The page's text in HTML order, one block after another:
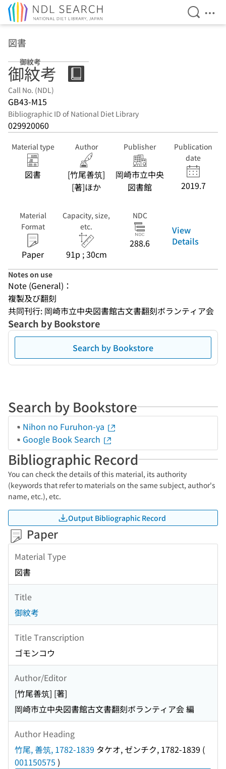
Open
図書
御紋考
御紋考
Call No. (NDL)
GB43-M15
Bibliographic ID of National Diet Library
029920060
Material type
図書
Author
[竹尾善筑]
[著]ほか
Publisher
岡崎市立中央
図書館
Publication
date
2019.7
Material
Format
Paper
Capacity, size,
etc.
91p ; 30cm
NDC
288.6
View
Details
Notes on use
Note (General)：
複製及び翻刻
共同刊行: 岡崎市立中央図書館古文書翻刻ボランティア会
Search by Bookstore
Search by Bookstore
Search by Bookstore
Nihon no Furuhon-ya
Google Book Search
Bibliographic Record
You can check the details of this material, its authority
(keywords that refer to materials on the same subject, author's
name, etc.), etc.
Output Bibliographic Record
Paper
Material Type
図書
Title
御紋考
Title Transcription
ゴモンコウ
Author/Editor
[竹尾善筑] [著]
岡崎市立中央図書館古文書翻刻ボランティア会 編
Author Heading
竹尾, 善筑, 1782-1839 タケオ, ゼンチク, 1782-1839 (
001150575 )